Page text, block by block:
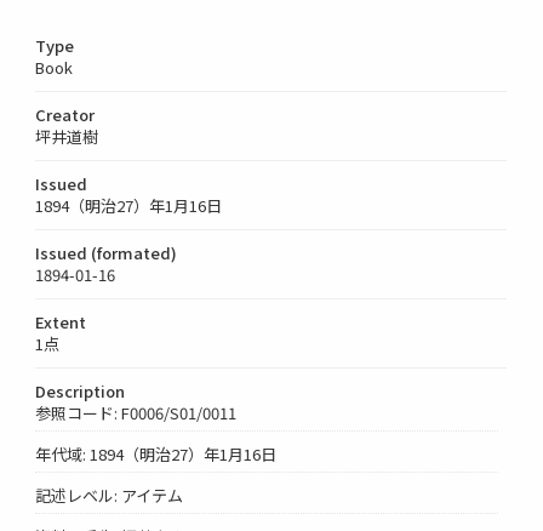
Type
Book
Creator
坪井道樹
Issued
1894（明治27）年1月16日
Issued (formated)
1894-01-16
Extent
1点
Description
参照コード: F0006/S01/0011
年代域: 1894（明治27）年1月16日
記述レベル: アイテム